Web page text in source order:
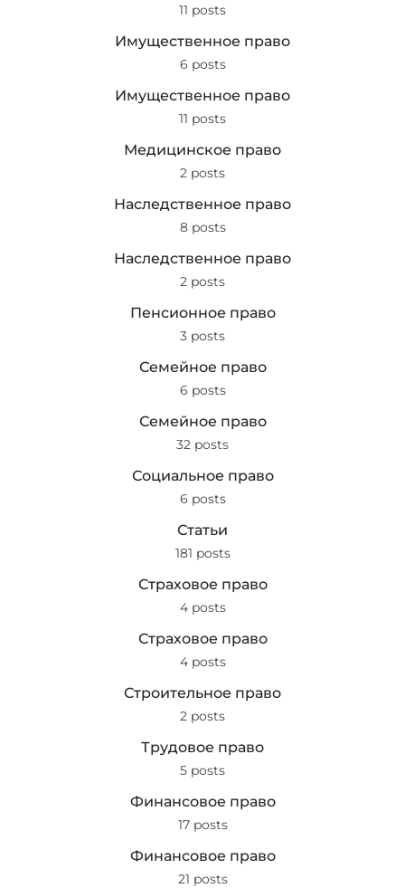
11 posts
Имущественное право
6 posts
Имущественное право
11 posts
Медицинское право
2 posts
Наследственное право
8 posts
Наследственное право
2 posts
Пенсионное право
3 posts
Семейное право
6 posts
Семейное право
32 posts
Социальное право
6 posts
Статьи
181 posts
Страховое право
4 posts
Страховое право
4 posts
Строительное право
2 posts
Трудовое право
5 posts
Финансовое право
17 posts
Финансовое право
21 posts